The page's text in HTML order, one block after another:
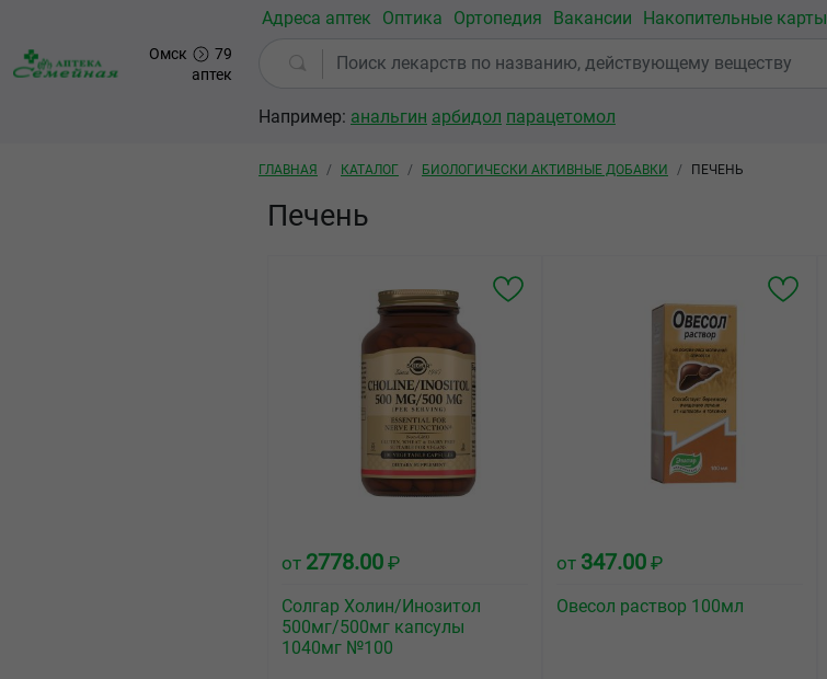
Перейти к основному содержанию
Омск
79
аптек
Адреса аптек Оптика Ортопедия Вакансии Накопительные карты
Например: анальгин арбидол парацетомол
Строка навигации
ГЛАВНАЯ КАТАЛОГ БИОЛОГИЧЕСКИ АКТИВНЫЕ ДОБАВКИ ПЕЧЕНЬ
Печень
от 2778.00 ₽
Солгар Холин/Инозитол
500мг/500мг капсулы
1040мг №100
от 347.00 ₽
Овесол раствор 100мл